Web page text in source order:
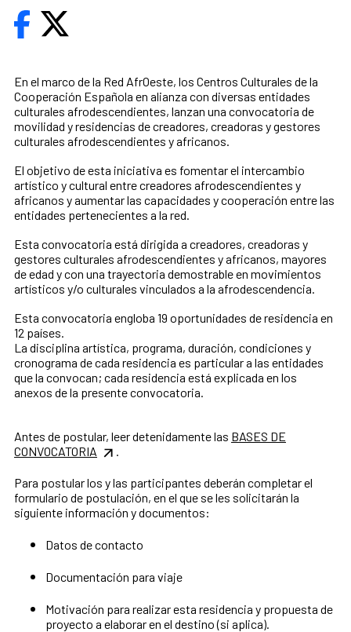
En el marco de la Red AfrOeste, los Centros Culturales de la
Cooperación Española en alianza con diversas entidades
culturales afrodescendientes, lanzan una convocatoria de
movilidad y residencias de creadores, creadoras y gestores
culturales afrodescendientes y africanos.
El objetivo de esta iniciativa es fomentar el intercambio
artístico y cultural entre creadores afrodescendientes y
africanos y aumentar las capacidades y cooperación entre las
entidades pertenecientes a la red.
Esta convocatoria está dirigida a creadores, creadoras y
gestores culturales afrodescendientes y africanos, mayores
de edad y con una trayectoria demostrable en movimientos
artísticos y/o culturales vinculados a la afrodescendencia.
Esta convocatoria engloba 19 oportunidades de residencia en
12 países.
La disciplina artística, programa, duración, condiciones y
cronograma de cada residencia es particular a las entidades
que la convocan; cada residencia está explicada en los
anexos de la presente convocatoria.
Antes de postular, leer detenidamente las BASES DE
CONVOCATORIA
Para postular los y las participantes deberán completar el
formulario de postulación, en el que se les solicitarán la
siguiente información y documentos:
Datos de contacto
Documentación para viaje
Motivación para realizar esta residencia y propuesta de
proyecto a elaborar en el destino (si aplica).